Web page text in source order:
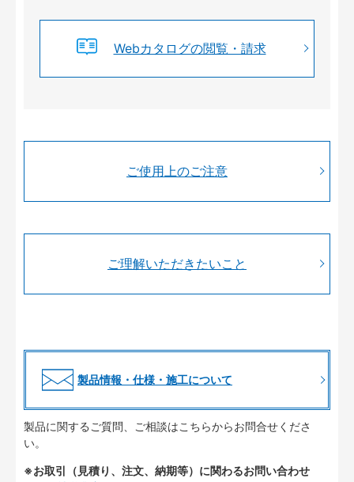
Webカタログの閲覧・請求
ご使用上のご注意
ご理解いただきたいこと
製品情報・仕様・施工について
製品に関するご質問、ご相談はこちらからお問合せくださ
い。
※お取引（見積り、注文、納期等）に関わるお問い合わせ